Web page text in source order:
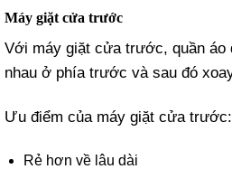
Máy giặt cửa trước
Với máy giặt cửa trước, quần áo
nhau ở phía trước và sau đó
Ưu điểm của máy giặt cửa trước:
Rẻ hơn về lâu dài